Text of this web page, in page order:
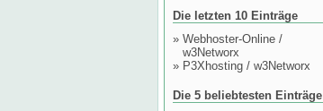
Die letzten 10 Einträge
» Webhoster-Online /
w3Networx
» P3Xhosting / w3Networx
Die 5 beliebtesten Einträge